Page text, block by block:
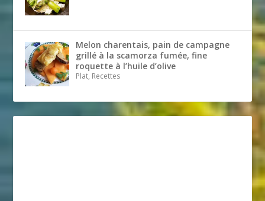
Melon charentais, pain de campagne
grillé à la scamorza fumée, fine
roquette à l’huile d’olive
Plat, Recettes